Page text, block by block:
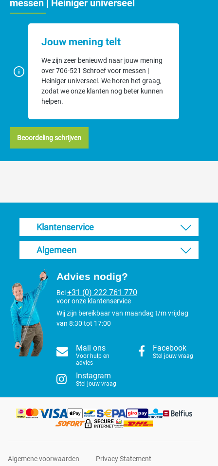
messen | Heiniger universeel
Jouw mening telt
We zijn zeer benieuwd naar jouw mening
over 706-521 Schroef voor messen |
Heiniger universeel. We horen het graag,
zodat we onze klanten nog beter kunnen
helpen.
Beoordeling schrijven
Klantenservice
Algemeen
Advies nodig?
Bel +31 (0) 222 761 770
voor onze klantenservice
Wij zijn bereikbaar van maandag t/m vrijdag
van 8:30 tot 17:00
Mail ons
Voor hulp en
advies
Facebook
Stel jouw vraag
Instagram
Stel jouw vraag
Algemene voorwaarden Privacy Statement